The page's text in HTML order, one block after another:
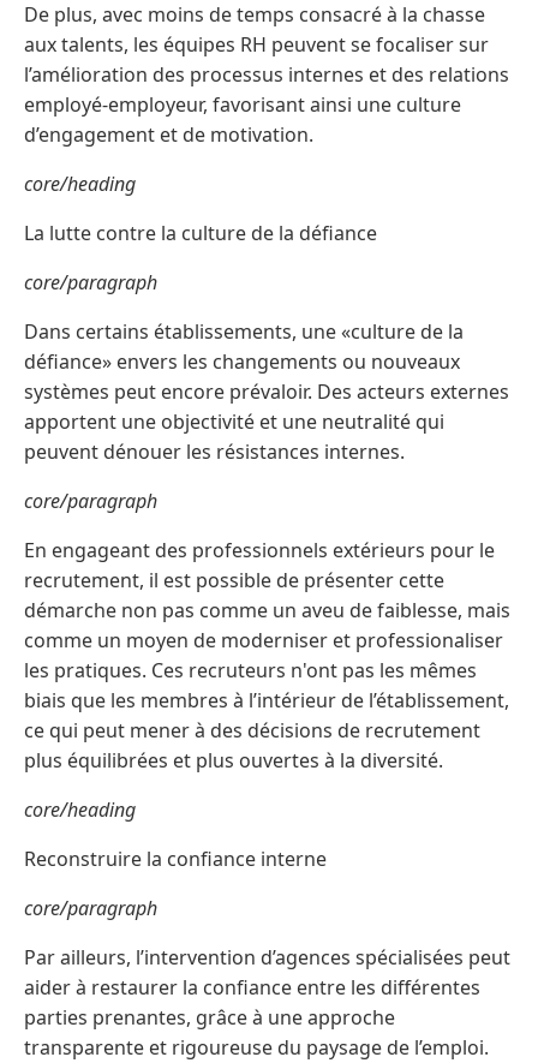
De plus, avec moins de temps consacré à la chasse
aux talents, les équipes RH peuvent se focaliser sur
l’amélioration des processus internes et des relations
employé-employeur, favorisant ainsi une culture
d’engagement et de motivation.
core/heading
La lutte contre la culture de la défiance
core/paragraph
Dans certains établissements, une «culture de la
défiance» envers les changements ou nouveaux
systèmes peut encore prévaloir. Des acteurs externes
apportent une objectivité et une neutralité qui
peuvent dénouer les résistances internes.
core/paragraph
En engageant des professionnels extérieurs pour le
recrutement, il est possible de présenter cette
démarche non pas comme un aveu de faiblesse, mais
comme un moyen de moderniser et professionaliser
les pratiques. Ces recruteurs n'ont pas les mêmes
biais que les membres à l’intérieur de l’établissement,
ce qui peut mener à des décisions de recrutement
plus équilibrées et plus ouvertes à la diversité.
core/heading
Reconstruire la confiance interne
core/paragraph
Par ailleurs, l’intervention d’agences spécialisées peut
aider à restaurer la confiance entre les différentes
parties prenantes, grâce à une approche
transparente et rigoureuse du paysage de l’emploi.